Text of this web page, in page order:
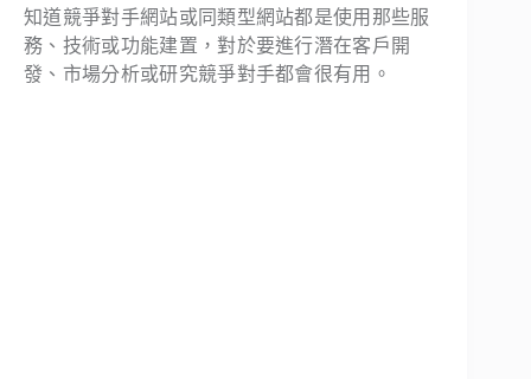
知道競爭對手網站或同類型網站都是使用那些服
務、技術或功能建置，對於要進行潛在客戶開
發、市場分析或研究競爭對手都會很有用。